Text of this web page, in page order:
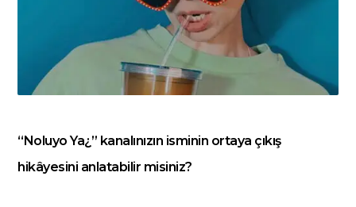
“Noluyo Ya¿” kanalınızın isminin ortaya çıkış
hikâyesini anlatabilir misiniz?